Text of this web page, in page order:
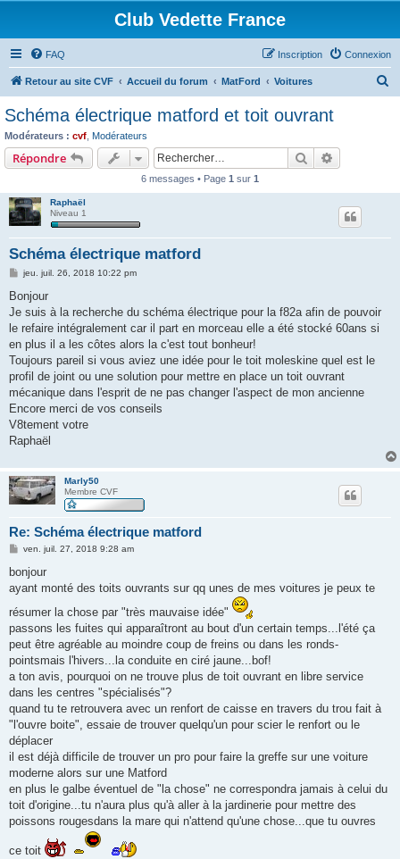
Club Vedette France
FAQ Connexion
Inscription
Retour au site CVF Accueil du forum MatFord Voitures
Schéma électrique matford et toit ouvrant
Modérateurs : cvf Modérateurs
Répondre Rechercher
6 messages • Page 1 sur 1
Raphaël
Niveau 1
Schéma électrique matford
M
s
a
g
jeu. juil. 26, 2018 10:22 pm
Bonjour
Je suis à la recherche du schéma électrique pour la f82a afin de pouvoir
le refaire intégralement car il part en morceau elle a été stocké 60ans si
en plus il a les côtes alors la c'est tout bonheur!
Toujours pareil si vous aviez une idée pour le toit moleskine quel est le
profil de joint ou une solution pour mettre en place un toit ouvrant
mécanique dans l'esprit de ne pas changer l'aspect de mon ancienne
Encore merci de vos conseils
V8tement votre
Raphaël
Marly50
Membre CVF
Re: Schéma électrique matford
M
s
a
e
ven. juil. 27, 2018 9:28 am
bonjour
ayant monté des toits ouvrants sur qq unes de mes voitures je peux te
résumer la chose par "très mauvaise idée"
passons les fuites qui apparaîtront au bout d'un certain temps...l'été ça
peut être agréable au moindre coup de freins ou dans les ronds-
pointsmais l'hivers...la conduite en ciré jaune...bof!
a ton avis, pourquoi on ne trouve plus de toit ouvrant en libre service
dans les centres "spécialisés"?
quand tu te retrouvera avec un renfort de caisse en travers du trou fait à
"l'ouvre boite", essaie de trouver quelqu'un pour scier le renfort ou le
déplacer
il est déjà difficile de trouver un pro pour faire la greffe sur une voiture
moderne alors sur une Matford
en plus le galbe éventuel de "la chose" ne correspondra jamais à celui du
toit d'origine...tu n'aura plus qu'à aller à la jardinerie pour mettre des
poissons rougesdans la mare qui n'attend qu'une chose...que tu ouvres
ce toit